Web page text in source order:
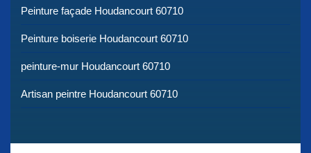
Peinture façade Houdancourt 60710
Peinture boiserie Houdancourt 60710
peinture-mur Houdancourt 60710
Artisan peintre Houdancourt 60710